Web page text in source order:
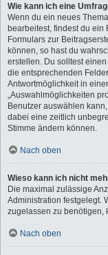
Wie kann ich eine
Wenn du ein neues
bearbeitest, findest du ein
Formulars zur
können, so hast du
erstellen. Du solltest
die entsprechenden
Antwortmöglichkeit in
„Auswahlmöglichkeiten
Benutzer auswählen
dabei eine zeitlich
Stimme ändern können.
Nach oben
Wieso kann ich nicht
Die maximal zulässige
Administration festgelegt.
zugelassen zu benötigen,
Nach oben